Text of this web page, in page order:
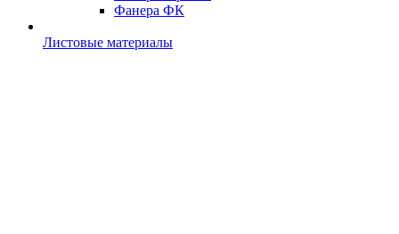
Фанера ФК
Листовые материалы